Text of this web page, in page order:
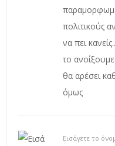
πολιτικούς
να πει
το
θα αρέσει
όμως
Εισάγετε το